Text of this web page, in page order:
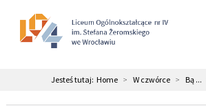
Jesteś tutaj: Home > W czwórce > Bą ...